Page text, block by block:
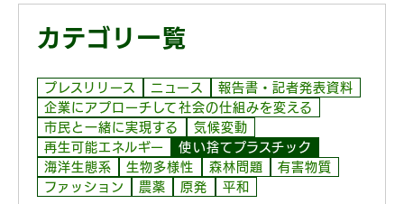
カテゴリ一覧
プレスリリース ニュース
報告書・記者発表資料
企業にアプローチして社会の仕組みを変える
市民と一緒に実現する
気候変動
再生可能エネルギー
使い捨てプラスチック
海洋生態系
生物多様性 森林問題
有害物質
ファッション
農薬 原発 平和